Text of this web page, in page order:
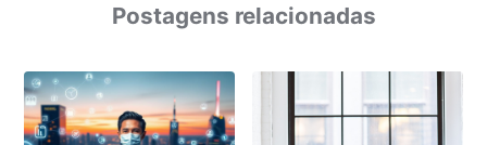
Postagens relacionadas